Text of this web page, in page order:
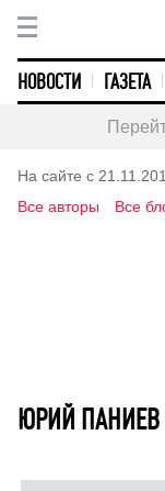
НОВОСТИ ГАЗЕТА
На сайте с
Все авторы
Все
ЮРИЙ ПАНИЕВ